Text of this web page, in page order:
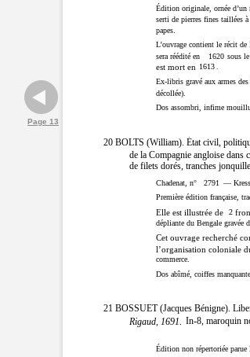
Page 13
Édition originale, ornée d’un
serti de pierres fines taillées
papes.
L’ouvrage contient le récit
sera réédité en
1620 sous
est mort en 1613
Ex-libris gravé aux armes
décollée).
Dos assombri, infime
20 BOLTS (William). État civil,
de la Compagnie angloise dans
de filets dorés, tranches
Chadenat, n° 2791 —
Première édition française,
Elle est illustrée de 2
dépliante du Bengale gravée
Cet ouvrage recherché
l’organisation coloniale
commerce.
Dos abîmé, coiffes
21 BOSSUET (Jacques Bénigne).
Rigaud, 1691. In-8, maroquin
Édition non répertoriée parue